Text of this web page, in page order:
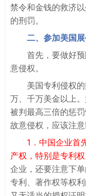
禁令和金钱的救济
的刑罚。
二、参加美国
首先，要做好
意侵权。
美国专利侵权
万、千万美金以上
被判最高三倍的惩
故意侵权，应该注意
1．中国企业首
产权，特别是专利权
企业，还要注意下
专利、著作权等权